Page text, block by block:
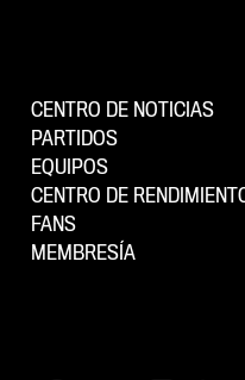
CENTRO DE NOTICIAS
PARTIDOS
EQUIPOS
CENTRO DE
FANS
MEMBRESÍA